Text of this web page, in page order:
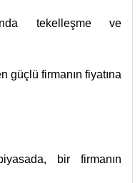
tekelleşme ve
güçlü firmanın fiyatına
bir firmanın